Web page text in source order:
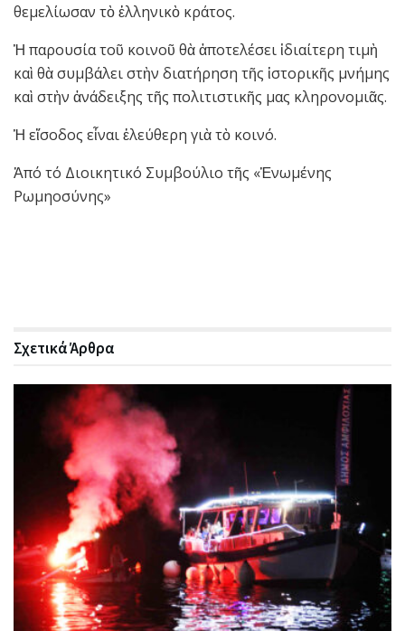
θεμελίωσαν τὸ ἑλληνικὸ κράτος.
Ἡ παρουσία τοῦ κοινοῦ θὰ ἀποτελέσει ἰδιαίτερη τιμὴ
καὶ θὰ συμβάλει στὴν διατήρηση τῆς ἱστορικῆς μνήμης
καὶ στὴν ἀνάδειξης τῆς πολιτιστικῆς μας κληρονομιᾶς.
Ἡ εἴσοδος εἶναι ἐλεύθερη γιὰ τὸ κοινό.
Ἀπό τό Διοικητικό Συμβούλιο τῆς «Ἑνωμένης
Ρωμηοσύνης»
ΣχετικάΆρθρα